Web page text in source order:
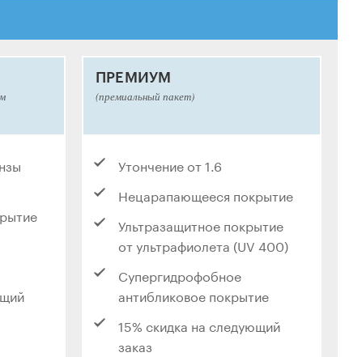
ПРЕМИУМ
(премиальный пакет)
Утончение от 1.6
Нецарапающееся покрытие
Ультразащитное покрытие
от ультрафиолета (UV 400)
Супергидрофобное
антибликовое покрытие
15% скидка на следующий
заказ